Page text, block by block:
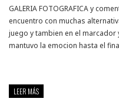
GALERIA FOTOGRAFICA y
encuentro con muchas
juego y tambien en el marcador
mantuvo la emocion hasta el
LEER MÁS